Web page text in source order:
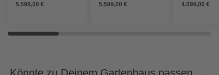
grüngrau
5.599,00 €
schwedenrot
5.599,00 €
grüngrau
4.099,00 €